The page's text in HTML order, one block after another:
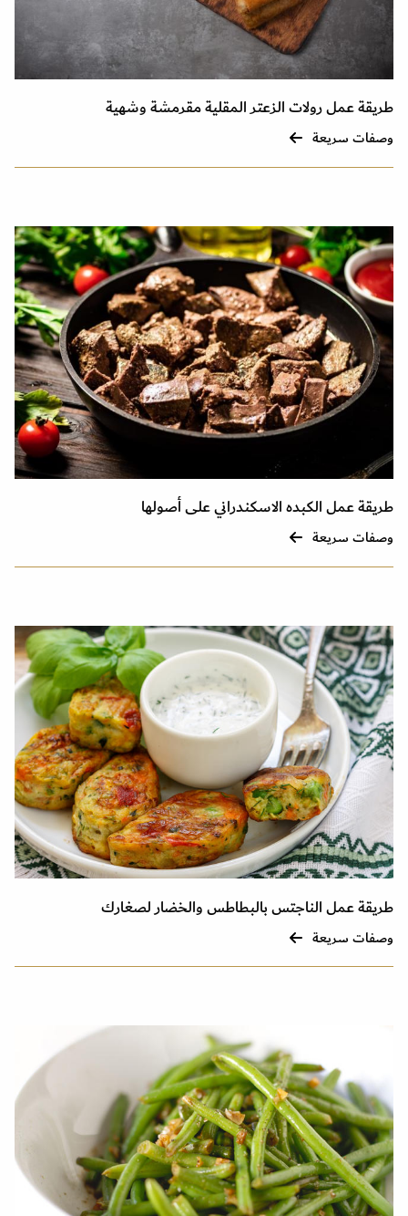
طريقة عمل رولات الزعتر المقلية مقرمشة وشهية
وصفات سريعة
طريقة عمل الكبده الاسكندراني على أصولها
وصفات سريعة
طريقة عمل الناجتس بالبطاطس والخضار لصغارك
وصفات سريعة